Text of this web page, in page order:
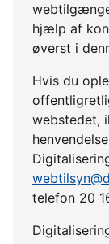
hjælp af
øverst i
Hvis du
webstedet,
telefon 20